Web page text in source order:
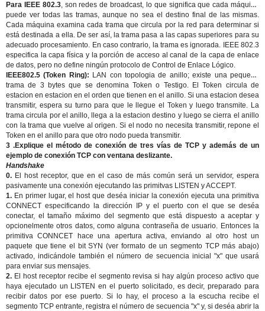
Para IEEE 802.3, son redes de broadcast, lo que significa que cada máquina
puede ver todas las tramas, aunque no sea el destino final de las mismas.
Cada máquina examina cada trama que circula por la red para determinar si
está destinada a ella. De ser así, la trama pasa a las capas superiores para su
adecuado procesamiento. En caso contrario, la trama es ignorada. IEEE 802.3
especifica la capa física y la porción de acceso al canal de la capa de enlace
de datos, pero no define ningún protocolo de Control de Enlace Lógico.
IEEE802.5 (Token Ring): LAN con topologia de anillo; existe una pequeña
trama de 3 bytes que se denomina Token o Testigo. El Token circula de
estacion en estacion en el orden que tienen en el anillo. Si una estacion desea
transmitir, espera su turno para que le llegue el Token y luego transmite. La
trama circula por el anillo, llega a la estacion destino y luego se cierra el anillo
con la trama que vuelve al origen. Si el nodo no necesita transmitir, repone el
Token en el anillo para que otro nodo pueda transmitir.
3 .Explique el método de conexión de tres vías de TCP y además de un
ejemplo de conexión TCP con ventana deslizante.
Handshake
0. El host receptor, que en el caso de más común será un servidor, espera
pasivamente una conexión ejecutando las primitvas LISTEN y ACCEPT.
1. En primer lugar, el host que deséa iniciar la conexión ejecuta una primitiva
CONNECT especificando la dirección IP y el puerto con el que se deséa
conectar, el tamaño máximo del segmento que está dispuesto a aceptar y
opcionelmente otros datos, como alguna contraseña de usuario. Entonces la
primitiva CONNCET hace una apertura activa, enviando al otro host un
paquete que tiene el bit SYN (ver formato de un segmento TCP más abajo)
activado, indicándole también el número de secuencia inicial "x" que usará
para enviar sus mensajes.
2. El host receptor recibe el segmento revisa si hay algún proceso activo que
haya ejecutado un LISTEN en el puerto solicitado, es decir, preparado para
recibir datos por ese puerto. Si lo hay, el proceso a la escucha recibe el
segmento TCP entrante, registra el número de secuencia "x" y, si deséa abrir la